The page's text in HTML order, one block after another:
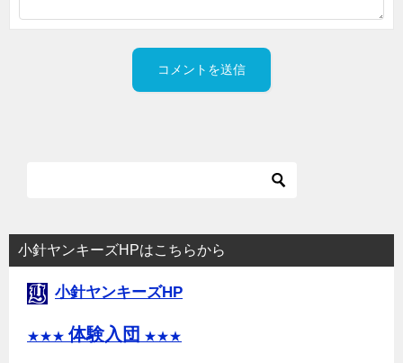
小針ヤンキーズHPはこちらから
小針ヤンキーズHP
★★★ 体験入団 ★★★